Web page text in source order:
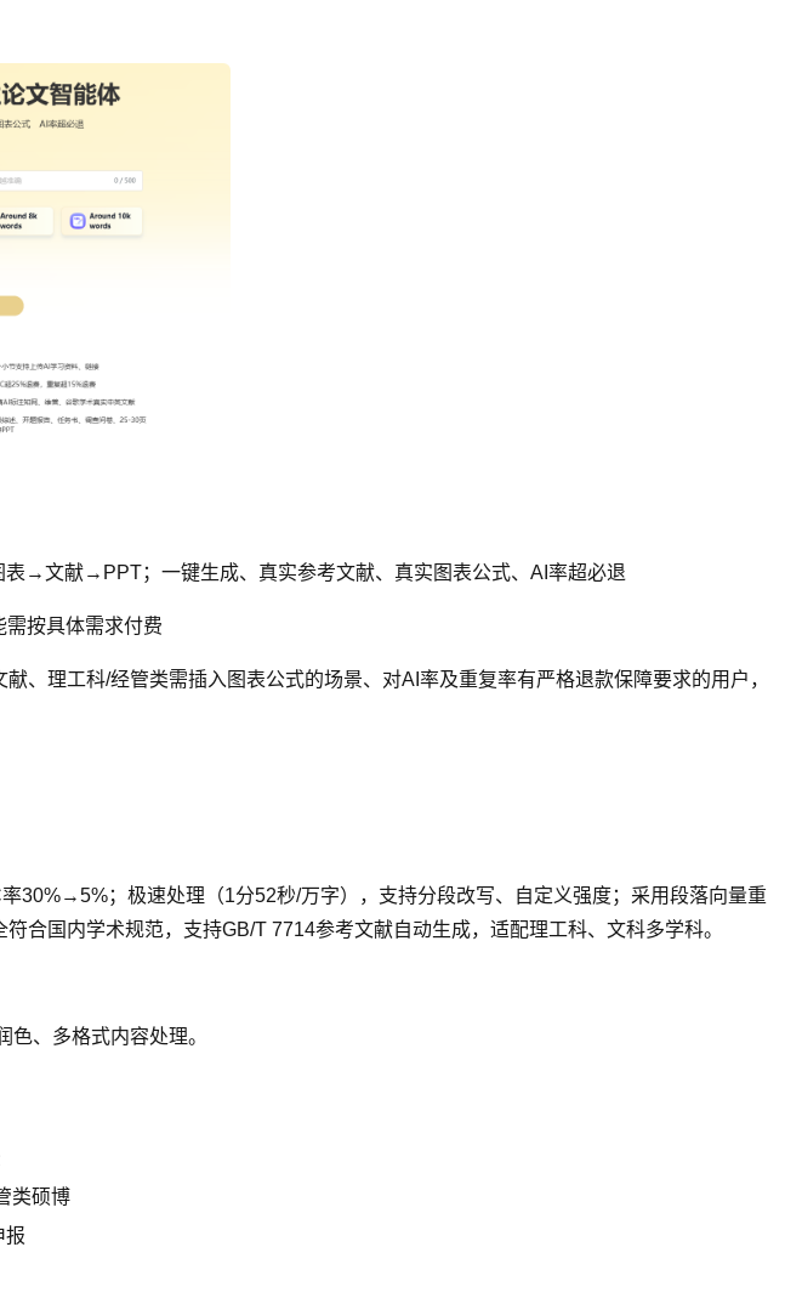
→文献→PPT；一键生成、真实参考文献、真实图表公式、AI率超必退
按具体需求付费
、理工科/经管类需插入图表公式的场景、对AI率及重复率有严格退款保障要求的用户，
30%→5%；极速处理（1分52秒/万字），支持分段改写、自定义强度；采用段落向量重
合国内学术规范，支持GB/T 7714参考文献自动生成，适配理工科、文科多学科。
、多格式内容处理。
类硕博
报